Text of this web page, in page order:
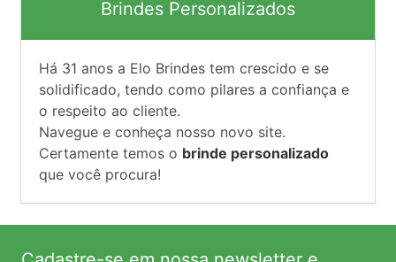
Brindes Personalizados
Há 31 anos a Elo Brindes tem crescido e se
solidificado, tendo como pilares a confiança e
o respeito ao cliente.
Navegue e conheça nosso novo site.
Certamente temos o brinde personalizado
que você procura!